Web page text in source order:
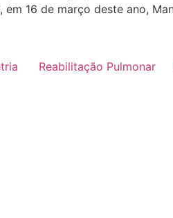
16 de março deste ano,
Reabilitação Pulmonar